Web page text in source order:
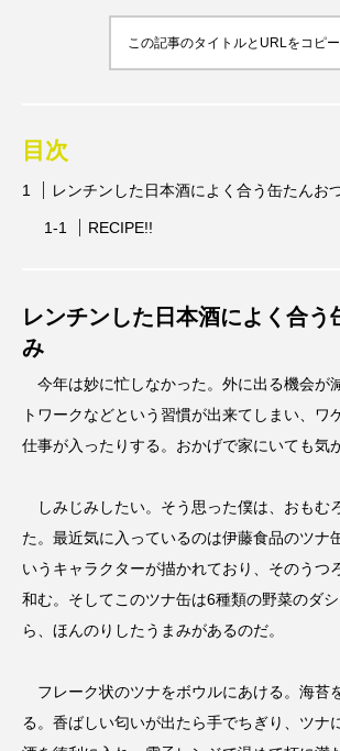
この記事のタイトルとURLをコピ
目次
レンチンした日本酒によく合う缶たんお
RECIPE!!
レンチンした日本酒によく合う
み
今年は妙に忙しなかった。外に出る機会が
トワークなどという習慣が出来てしまい、ワ
仕事が入ったりする。おかげで家にいても気
しみじみしたい。そう思った僕は、おもむ
た。最近気に入っているのは伊藤食品のツナ
いうキャラクターが描かれており、そのうつ
和む。そしてこのツナ缶は6種類の野菜のダ
ら、ほんのりしたうまみがあるのだ。
フレーク状のツナをボウルにあける。海苔
る。香ばしい匂いが出たら手でちぎり、ツナ